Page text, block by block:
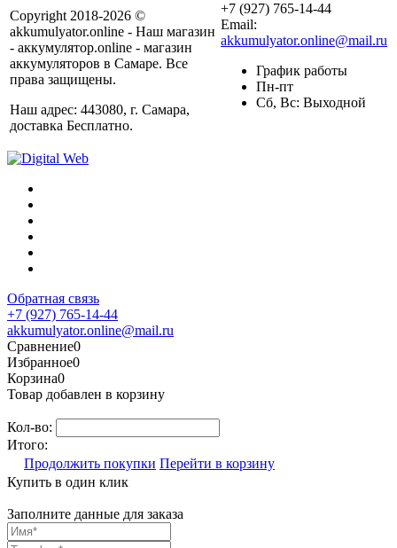
Copyright 2018-2026 ©
akkumulyator.online - Наш магазин
- аккумулятор.online - магазин
аккумуляторов в Самаре. Все
права защищены.
Наш адрес: 443080, г. Самара,
доставка Бесплатно.
+7 (927) 765-14-44
Email:
akkumulyator.online@mail.ru
График работы
Пн-пт
Сб, Вс: Выходной
Обратная связь
+7 (927) 765-14-44
akkumulyator.online@mail.ru
Сравнение0
Избранное0
Корзина0
Товар добавлен в корзину
Кол-во:
Итого:
Продолжить покупки Перейти в корзину
Купить в один клик
Заполните данные для заказа